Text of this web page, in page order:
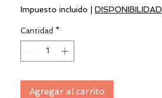
Impuesto incluido DISPONIBILIDAD
Cantidad *
Agregar al carrito